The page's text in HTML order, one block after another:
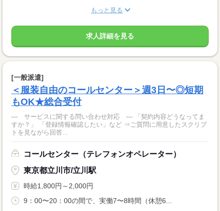
もっと見る
求人詳細を見る
[一般派遣]
＜服装自由のコールセンター＞週3日〜◎短期
もOK★総合受付
― サービスに関する問い合わせ対応 ― 「契約内容どうなってま
すか？」 「登録情報確認したい」など ⇒ご質問に用意したスクリプ
トを見ながら回答...
コールセンター（テレフォンオペレーター）
東京都立川市/立川駅
時給1,800円～2,000円
9：00〜20：00の間で、実働7〜8時間（休憩6...